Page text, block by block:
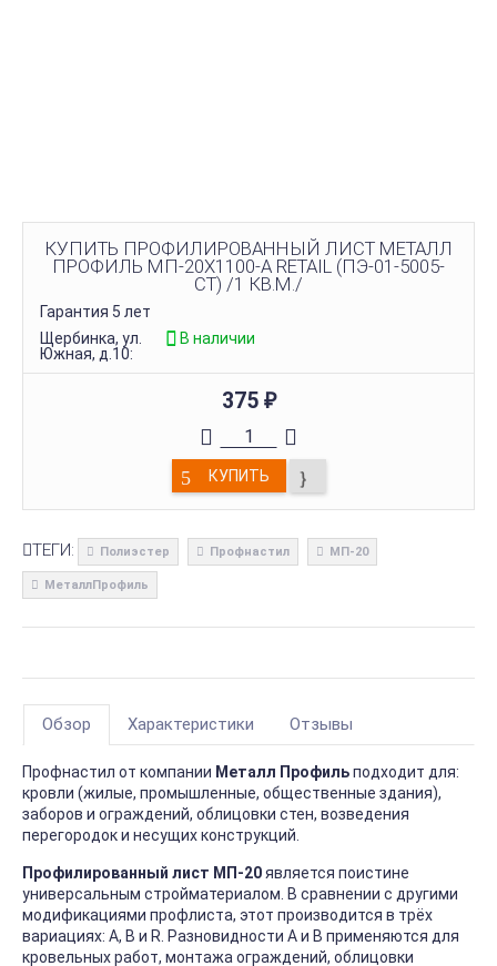
КУПИТЬ ПРОФИЛИРОВАННЫЙ ЛИСТ МЕТАЛЛ
ПРОФИЛЬ МП-20Х1100-A RETAIL (ПЭ-01-5005-
СТ) /1 КВ.М./
Гарантия 5 лет
Щербинка, ул.
Южная, д.10:
В наличии
375 ₽
КУПИТЬ
ТЕГИ: Полиэстер Профнастил МП-20
МеталлПрофиль
Обзор Характеристики Отзывы
Профнастил от компании Металл Профильподходит для:
кровли (жилые, промышленные, общественные здания),
заборов и ограждений, облицовки стен, возведения
перегородок и несущих конструкций.
Профилированный лист МП-20является поистине
универсальным стройматериалом. В сравнении с другими
модификациями профлиста, этот производится в трёх
вариациях: А, В и R. Разновидности А и В применяются для
кровельных работ, монтажа ограждений, облицовки